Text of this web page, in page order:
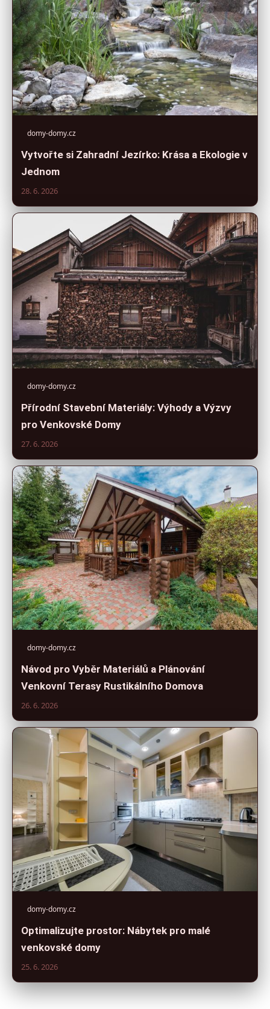
domy-domy.cz
Vytvořte si Zahradní Jezírko: Krása a Ekologie v
Jednom
28. 6. 2026
domy-domy.cz
Přírodní Stavební Materiály: Výhody a Výzvy
pro Venkovské Domy
27. 6. 2026
domy-domy.cz
Návod pro Vyběr Materiálů a Plánování
Venkovní Terasy Rustikálního Domova
26. 6. 2026
domy-domy.cz
Optimalizujte prostor: Nábytek pro malé
venkovské domy
25. 6. 2026